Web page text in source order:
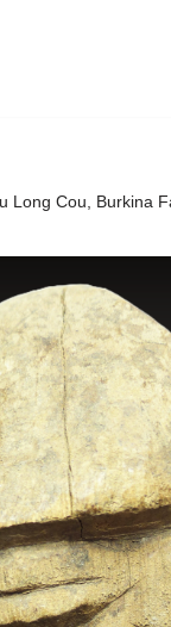
Long Cou, Burkina